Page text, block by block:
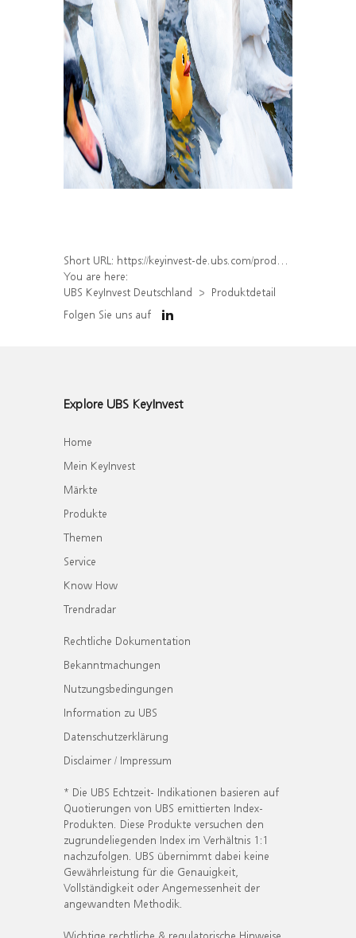
Short URL: https://keyinvest-de.ubs.com/produkt/detail/index/isin/DE000WA6UPW8
You are here:
UBS KeyInvest Deutschland
Produktdetail
Folgen Sie uns auf
Explore UBS KeyInvest
Home
Mein KeyInvest
Märkte
Produkte
Themen
Service
Know How
Trendradar
Rechtliche Dokumentation
Bekanntmachungen
Nutzungsbedingungen
Information zu UBS
Datenschutzerklärung
Disclaimer / Impressum
* Die UBS Echtzeit- Indikationen basieren auf
Quotierungen von UBS emittierten Index-
Produkten. Diese Produkte versuchen den
zugrundeliegenden Index im Verhältnis 1:1
nachzufolgen. UBS übernimmt dabei keine
Gewährleistung für die Genauigkeit,
Vollständigkeit oder Angemessenheit der
angewandten Methodik.